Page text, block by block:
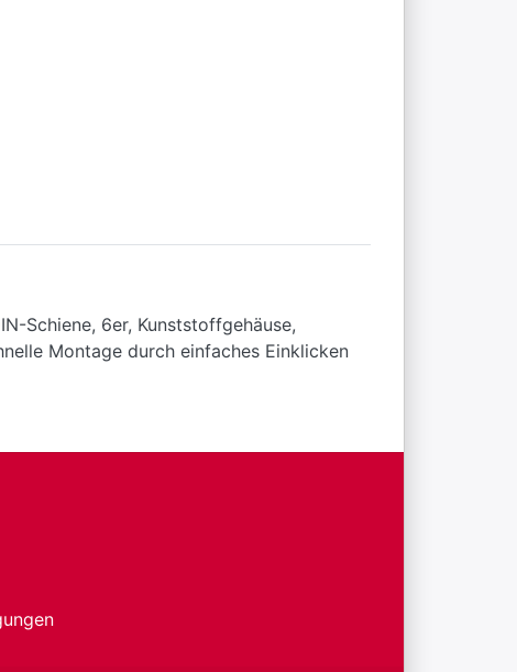
Schiene, 6er, Kunststoffgehäuse,
Montage durch einfaches Einklicken